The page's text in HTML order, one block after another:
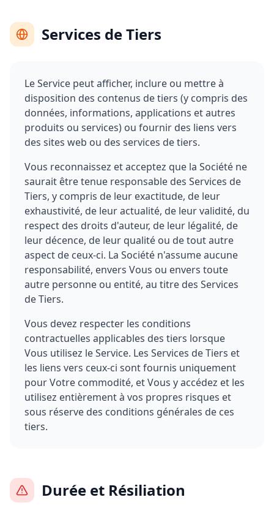
Services de Tiers
Le Service peut afficher, inclure ou mettre à
disposition des contenus de tiers (y compris des
données, informations, applications et autres
produits ou services) ou fournir des liens vers
des sites web ou des services de tiers.
Vous reconnaissez et acceptez que la Société ne
saurait être tenue responsable des Services de
Tiers, y compris de leur exactitude, de leur
exhaustivité, de leur actualité, de leur validité, du
respect des droits d'auteur, de leur légalité, de
leur décence, de leur qualité ou de tout autre
aspect de ceux-ci. La Société n'assume aucune
responsabilité, envers Vous ou envers toute
autre personne ou entité, au titre des Services
de Tiers.
Vous devez respecter les conditions
contractuelles applicables des tiers lorsque
Vous utilisez le Service. Les Services de Tiers et
les liens vers ceux-ci sont fournis uniquement
pour Votre commodité, et Vous y accédez et les
utilisez entièrement à vos propres risques et
sous réserve des conditions générales de ces
tiers.
Durée et Résiliation